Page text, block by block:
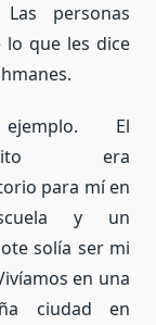
personas
lo que les dice
El
era
para mí en
y un
solía ser mi
en una
ciudad en